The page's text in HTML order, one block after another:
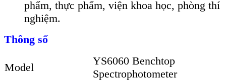
phẩm, thực phẩm, viện khoa học, phòng thí
nghiệm.
Thông số
Model
YS6060 Benchtop
Spectrophotometer